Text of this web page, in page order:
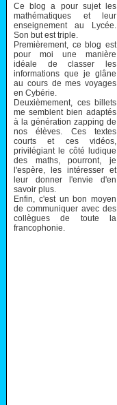
Ce blog a pour sujet les
mathématiques et leur
enseignement au Lycée.
Son but est triple.
Premièrement, ce blog est
pour moi une manière
idéale de classer les
informations que je glâne
au cours de mes voyages
en Cybérie.
Deuxièmement, ces billets
me semblent bien adaptés
à la génération zapping de
nos élèves. Ces textes
courts et ces vidéos,
privilégiant le côté ludique
des maths, pourront, je
l'espère, les intéresser et
leur donner l'envie d'en
savoir plus.
Enfin, c'est un bon moyen
de communiquer avec des
collègues de toute la
francophonie.